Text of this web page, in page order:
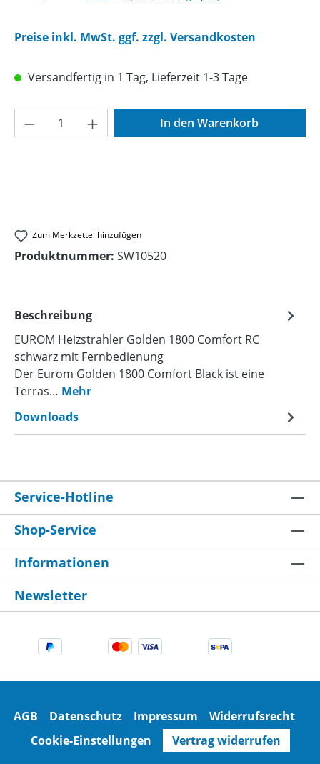
Preise inkl. MwSt. ggf. zzgl. Versandkosten
Versandfertig in 1 Tag, Lieferzeit 1-3 Tage
Produkt Anzahl: Gib den gewünschten
In den Warenkorb
Zum Merkzettel hinzufügen
Produktnummer: SW10520
Beschreibung
EUROM Heizstrahler Golden 1800 Comfort RC
schwarz mit Fernbedienung
Der Eurom Golden 1800 Comfort Black ist eine
Terras… Mehr
Downloads
Service-Hotline
Shop-Service
Informationen
Newsletter
AGB Datenschutz Impressum
Widerrufsrecht
Cookie-Einstellungen
Vertrag widerrufen